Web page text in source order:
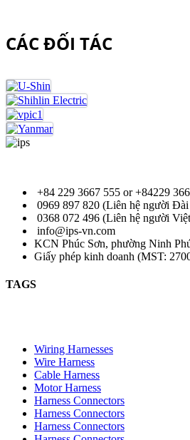
CÁC ĐỐI TÁC
+84 229 3667 555 or +84229
0969 897 820 (Liên hệ người
0368 072 496 (Liên hệ người
info@ips-vn.com
KCN Phúc Sơn, phường Ninh
Giấy phép kinh doanh (MST:
TAGS
Wiring Harnesses
Wire Harness
Cable Harness
Motor Harness
Harness Connectors
Harness Connectors
Harness Connectors